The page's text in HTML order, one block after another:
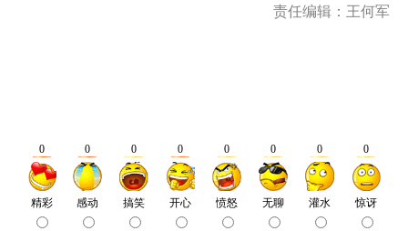
责任编辑：王何军